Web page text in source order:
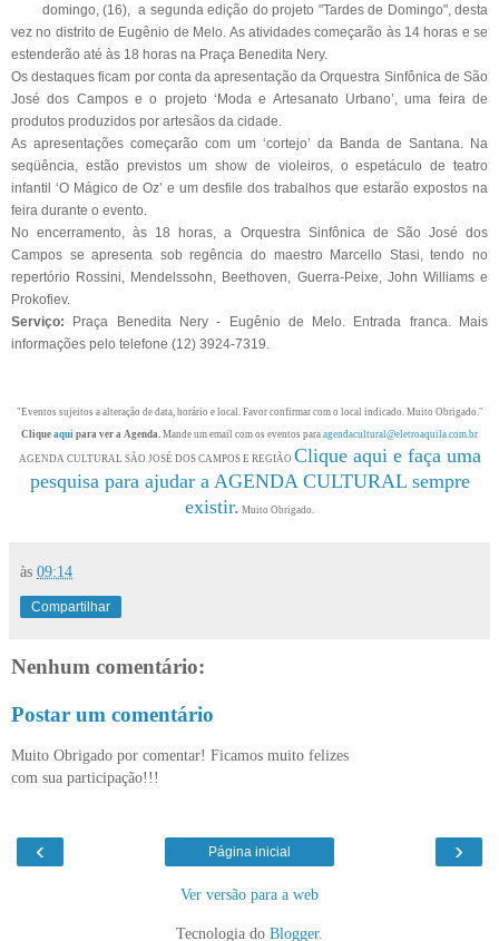
domingo, (16), a segunda edição do projeto "Tardes de Domingo", desta
vez no distrito de Eugênio de Melo. As atividades começarão às 14 horas e se
estenderão até às 18 horas na Praça Benedita Nery.
Os destaques ficam por conta da apresentação da Orquestra Sinfônica de São
José dos Campos e o projeto ‘Moda e Artesanato Urbano’, uma feira de
produtos produzidos por artesãos da cidade.
As apresentações começarão com um ‘cortejo’ da Banda de Santana. Na
seqüência, estão previstos um show de violeiros, o espetáculo de teatro
infantil ‘O Mágico de Oz’ e um desfile dos trabalhos que estarão expostos na
feira durante o evento.
No encerramento, às 18 horas, a Orquestra Sinfônica de São José dos
Campos se apresenta sob regência do maestro Marcello Stasi, tendo no
repertório Rossini, Mendelssohn, Beethoven, Guerra-Peixe, John Williams e
Prokofiev.
Serviço: Praça Benedita Nery - Eugênio de Melo. Entrada franca. Mais
informações pelo telefone (12) 3924-7319.
"Eventos sujeitos a alteração de data, horário e local. Favor confirmar com o local indicado. Muito Obrigado."
Clique aqui para ver a Agenda. Mande um email com os eventos para agendacultural@eletroaquila.com.br
AGENDA CULTURAL SÃO JOSÉ DOS CAMPOS E REGIÃO Clique aqui e faça uma
pesquisa para ajudar a AGENDA CULTURAL sempre
existir. Muito Obrigado.
às 09:14
Compartilhar
Nenhum comentário:
Postar um comentário
Muito Obrigado por comentar! Ficamos muito felizes
com sua participação!!!
‹ ›
Página inicial
Ver versão para a web
Tecnologia do Blogger.